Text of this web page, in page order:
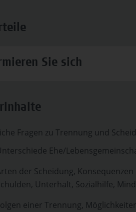
Sie sich
Fragen zu Trennung und
Ehe/
der Scheidung,
Unterhalt, Sozialhilfe,
einer Trennung,